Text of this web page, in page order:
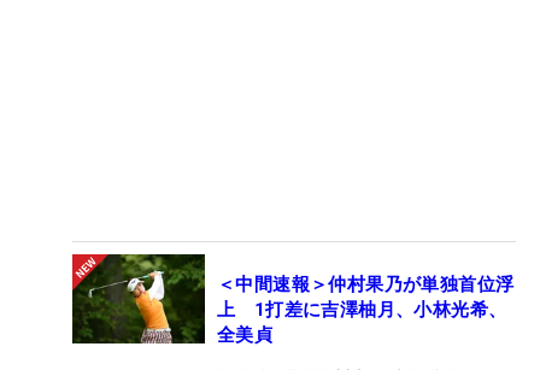
＜中間速報＞仲村果乃が単独首位浮
上 1打差に吉澤柚月、小林光希、
全美貞